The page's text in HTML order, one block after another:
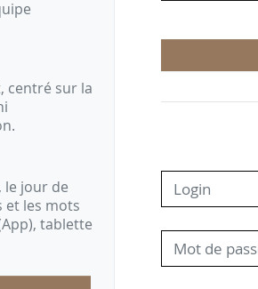
centré sur la
le jour de
et les mots
tablette